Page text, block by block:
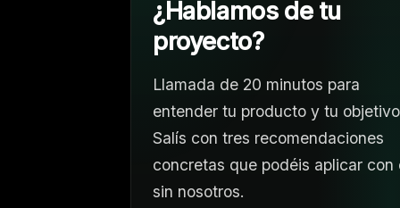
¿Hablamos de tu
proyecto?
Llamada de 20 minutos para
entender tu producto y tu
Salís con tres recomendaciones
concretas que podéis aplicar con
sin nosotros.